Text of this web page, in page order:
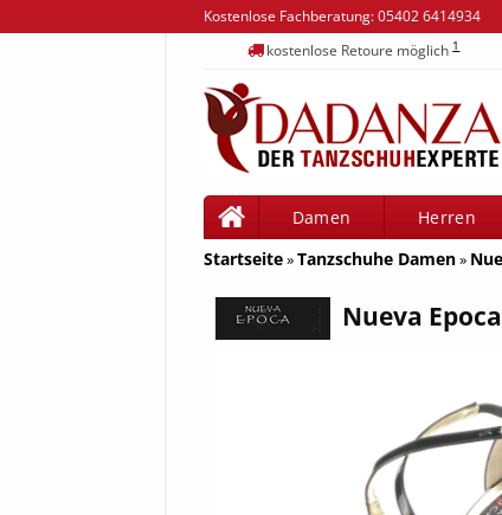
Kostenlose Fachberatung:05402 6414934
kostenlose Retoure möglich1
Damen Herren
Startseite»Tanzschuhe Damen»
Nueva